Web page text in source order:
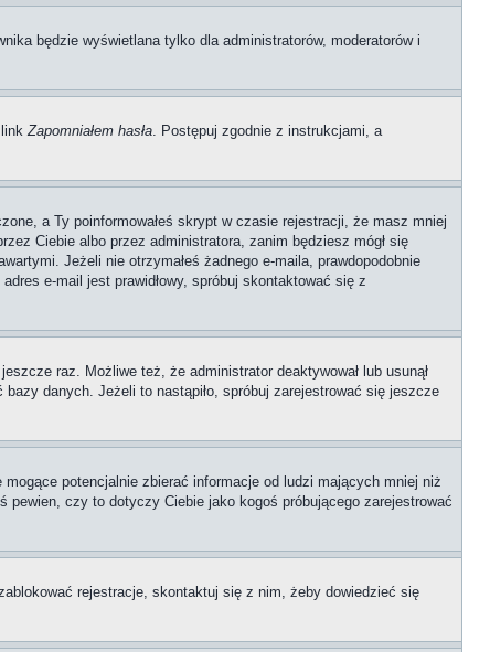
będzie wyświetlana tylko dla administratorów, moderatorów i
linkZapomniałem hasła. Postępuj zgodnie z instrukcjami, a
a Ty poinformowałeś skrypt w czasie rejestracji, że masz mniej
Ciebie albo przez administratora, zanim będziesz mógł się
Jeżeli nie otrzymałeś żadnego e-maila, prawdopodobnie
e-mail jest prawidłowy, spróbuj skontaktować się z
raz. Możliwe też, że administrator deaktywował lub usunął
danych. Jeżeli to nastąpiło, spróbuj zarejestrować się jeszcze
potencjalnie zbierać informacje od ludzi mających mniej niż
pewien, czy to dotyczy Ciebie jako kogoś próbującego zarejestrować
rejestracje, skontaktuj się z nim, żeby dowiedzieć się